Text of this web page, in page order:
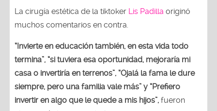
La cirugía estética de la tiktoker Lis Padilla originó
muchos comentarios en contra.
“Invierte en educación también, en esta vida todo
termina”, “si tuviera esa oportunidad, mejoraría mi
casa o invertiría en terrenos”, “Ojalá la fama le dure
siempre, pero una familia vale más” y “Prefiero
invertir en algo que le quede a mis hijos”, fueron